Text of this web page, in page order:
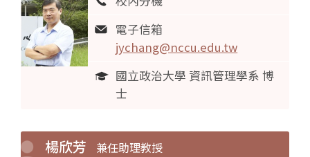
電子信箱
jychang@nccu.edu.tw
國立政治大學 資訊管理學系 博
士
楊欣芳 兼任助理教授